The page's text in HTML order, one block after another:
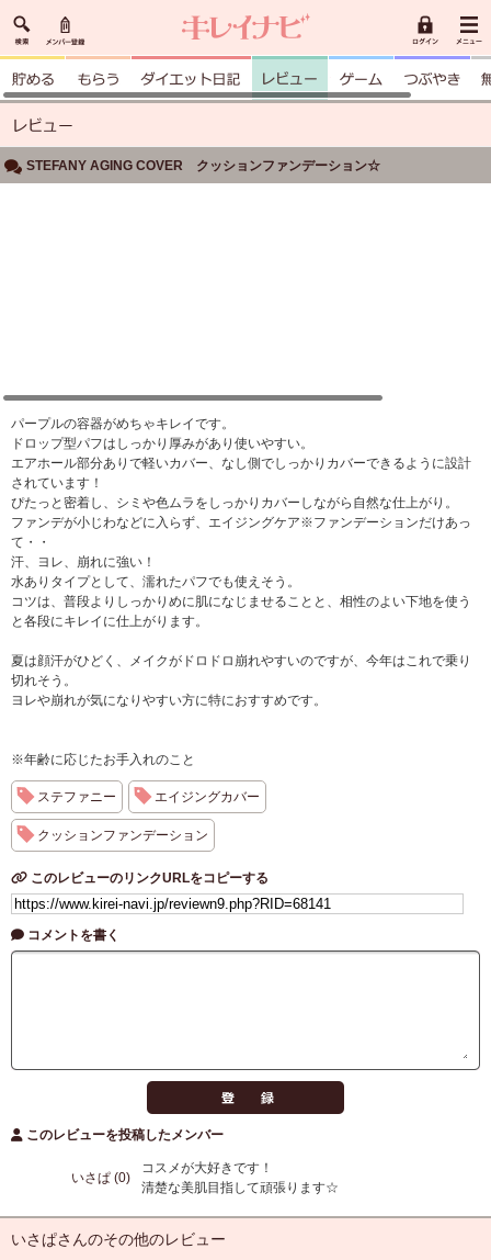
STEFANY AGING COVER クッションファンデーション☆
パープルの容器がめちゃキレイです。
ドロップ型パフはしっかり厚みがあり使いやすい。
エアホール部分ありで軽いカバー、なし側でしっかりカバーできるように設計
されています！
ぴたっと密着し、シミや色ムラをしっかりカバーしながら自然な仕上がり。
ファンデが小じわなどに入らず、エイジングケア※ファンデーションだけあっ
て・・
汗、ヨレ、崩れに強い！
水ありタイプとして、濡れたパフでも使えそう。
コツは、普段よりしっかりめに肌になじませることと、相性のよい下地を使う
と各段にキレイに仕上がります。
夏は顔汗がひどく、メイクがドロドロ崩れやすいのですが、今年はこれで乗り
切れそう。
ヨレや崩れが気になりやすい方に特におすすめです。
※年齢に応じたお手入れのこと
ステファニー エイジングカバー
クッションファンデーション
このレビューのリンクURLをコピーする
コメントを書く
このレビューを投稿したメンバー
いさぱ (0)
コスメが大好きです！
清楚な美肌目指して頑張ります☆
いさぱさんのその他のレビュー